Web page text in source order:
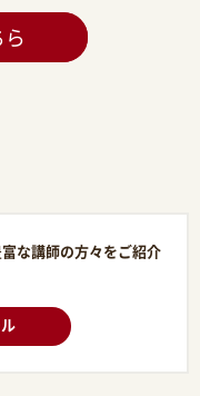
な講師の方々をご紹介